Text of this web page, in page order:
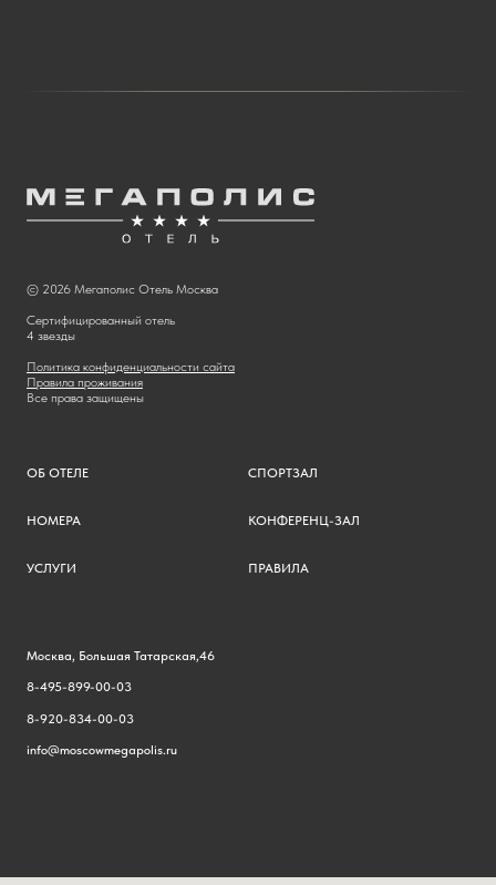
© 2026 Мегаполис Отель Москва
Сертифицированный отель
4 звезды
Политика конфиденциальности сайта
Правила проживания
Все права защищены
ОБ ОТЕЛЕ
НОМЕРА
УСЛУГИ
СПОРТЗАЛ
КОНФЕРЕНЦ-ЗАЛ
ПРАВИЛА
Москва, Большая Татарская,46
8-495-899-00-03
8-920-834-00-03
info@moscowmegapolis.ru